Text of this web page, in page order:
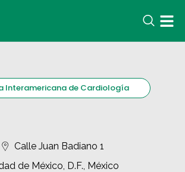
Interamericana de Cardiología
Calle Juan Badiano 1
de México, D.F., México